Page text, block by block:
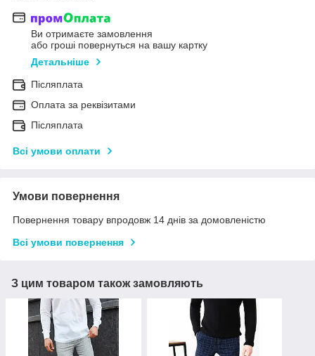
Ви отримаєте замовлення
або гроші повернуться на вашу картку
Детальніше
Післяплата
Оплата за реквізитами
Післяплата
Всі умови оплати
Умови повернення
Повернення товару впродовж 14 днів за домовленістю
Всі умови повернення
З цим товаром також замовляють